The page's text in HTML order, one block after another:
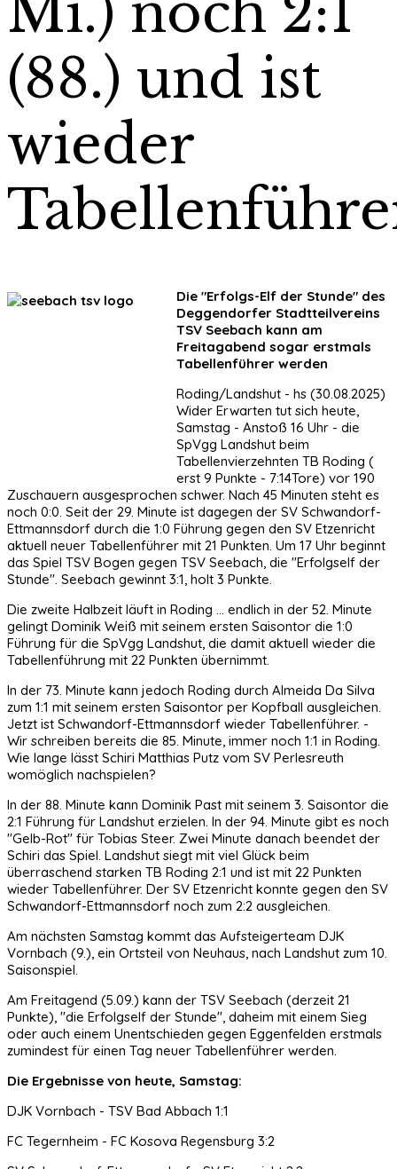
(88.) und ist
wieder
Die "Erfolgs-Elf der Stunde" des
Deggendorfer Stadtteilvereins
TSV Seebach kann am
Freitagabend sogar erstmals
Tabellenführer werden
Roding/Landshut - hs (30.08.2025)
Wider Erwarten tut sich heute,
Samstag - Anstoß 16 Uhr - die
SpVgg Landshut beim
Tabellenvierzehnten TB Roding (
erst 9 Punkte - 7:14Tore) vor 190
Zuschauern ausgesprochen schwer. Nach 45 Minuten steht es
noch 0:0. Seit der 29. Minute ist dagegen der SV Schwandorf-
Ettmannsdorf durch die 1:0 Führung gegen den SV Etzenricht
aktuell neuer Tabellenführer mit 21 Punkten. Um 17 Uhr beginnt
das Spiel TSV Bogen gegen TSV Seebach, die "Erfolgself der
Stunde". Seebach gewinnt 3:1, holt 3 Punkte.
Die zweite Halbzeit läuft in Roding ... endlich in der 52. Minute
gelingt Dominik Weiß mit seinem ersten Saisontor die 1:0
Führung für die SpVgg Landshut, die damit aktuell wieder die
Tabellenführung mit 22 Punkten übernimmt.
In der 73. Minute kann jedoch Roding durch Almeida Da Silva
zum 1:1 mit seinem ersten Saisontor per Kopfball ausgleichen.
Jetzt ist Schwandorf-Ettmannsdorf wieder Tabellenführer. -
Wir schreiben bereits die 85. Minute, immer noch 1:1 in Roding.
Wie lange lässt Schiri Matthias Putz vom SV Perlesreuth
womöglich nachspielen?
In der 88. Minute kann Dominik Past mit seinem 3. Saisontor die
2:1 Führung für Landshut erzielen. In der 94. Minute gibt es noch
"Gelb-Rot" für Tobias Steer. Zwei Minute danach beendet der
Schiri das Spiel. Landshut siegt mit viel Glück beim
überraschend starken TB Roding 2:1 und ist mit 22 Punkten
wieder Tabellenführer. Der SV Etzenricht konnte gegen den SV
Schwandorf-Ettmannsdorf noch zum 2:2 ausgleichen.
Am nächsten Samstag kommt das Aufsteigerteam DJK
Vornbach (9.), ein Ortsteil von Neuhaus, nach Landshut zum 10.
Saisonspiel.
Am Freitagend (5.09.) kann der TSV Seebach (derzeit 21
Punkte), "die Erfolgself der Stunde", daheim mit einem Sieg
oder auch einem Unentschieden gegen Eggenfelden erstmals
zumindest für einen Tag neuer Tabellenführer werden.
Die Ergebnisse von heute, Samstag:
DJK Vornbach - TSV Bad Abbach 1:1
FC Tegernheim - FC Kosova Regensburg 3:2